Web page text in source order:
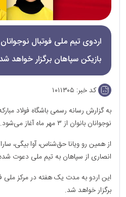
بازیکن سپاهان برگزار خواهد
کد خبر: ۱۰۱۱۳۰۵
به گزارش رسانه رسمی باشگاه فولاد
نوجوانان بانوان از ۳ مهر ماه آغاز می‌شود.
از همین رو ویانا حق‌شناس، آوا بیگی، سارا
انصاری از سپاهان به تیم ملی دعوت
این اردو به مدت یک هفته در مرکز ملی
برگزار خواهد شد.